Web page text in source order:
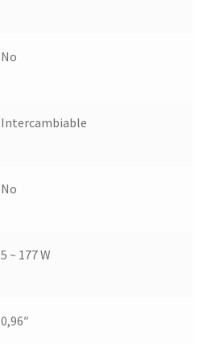
No
Intercambiable
No
5 ~ 177 W
0,96″